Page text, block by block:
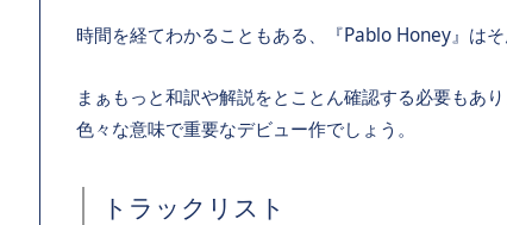
時間を経てわかることもある、『Pablo Honey』はそ
まぁもっと和訳や解説をとことん確認する必要もあ
色々な意味で重要なデビュー作でしょう。
トラックリスト